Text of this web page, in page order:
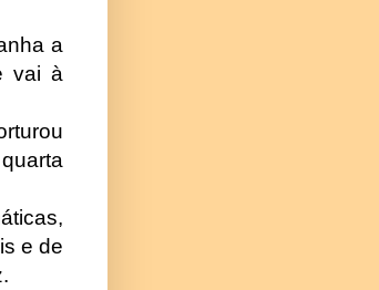
a
vai à
e de